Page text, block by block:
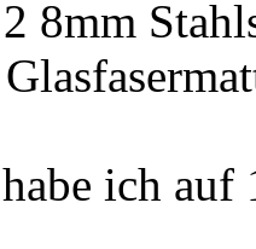
8mm
ich auf